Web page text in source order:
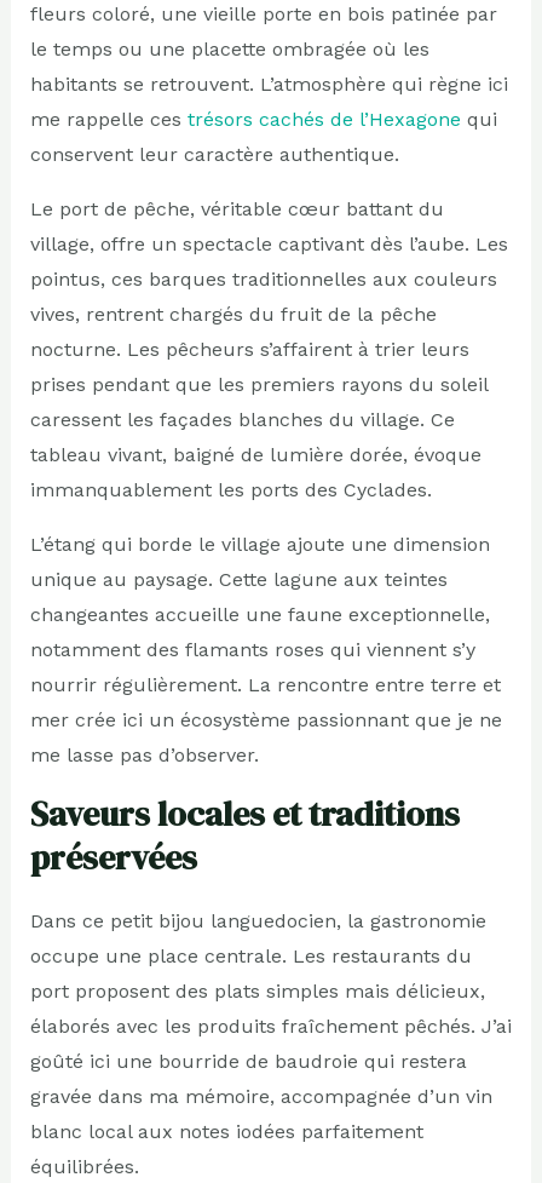
fleurs coloré, une vieille porte en bois patinée par
le temps ou une placette ombragée où les
habitants se retrouvent. L’atmosphère qui règne ici
me rappelle ces trésors cachés de l’Hexagone qui
conservent leur caractère authentique.
Le port de pêche, véritable cœur battant du
village, offre un spectacle captivant dès l’aube. Les
pointus, ces barques traditionnelles aux couleurs
vives, rentrent chargés du fruit de la pêche
nocturne. Les pêcheurs s’affairent à trier leurs
prises pendant que les premiers rayons du soleil
caressent les façades blanches du village. Ce
tableau vivant, baigné de lumière dorée, évoque
immanquablement les ports des Cyclades.
L’étang qui borde le village ajoute une dimension
unique au paysage. Cette lagune aux teintes
changeantes accueille une faune exceptionnelle,
notamment des flamants roses qui viennent s’y
nourrir régulièrement. La rencontre entre terre et
mer crée ici un écosystème passionnant que je ne
me lasse pas d’observer.
Saveurs locales et traditions
préservées
Dans ce petit bijou languedocien, la gastronomie
occupe une place centrale. Les restaurants du
port proposent des plats simples mais délicieux,
élaborés avec les produits fraîchement pêchés. J’ai
goûté ici une bourride de baudroie qui restera
gravée dans ma mémoire, accompagnée d’un vin
blanc local aux notes iodées parfaitement
équilibrées.